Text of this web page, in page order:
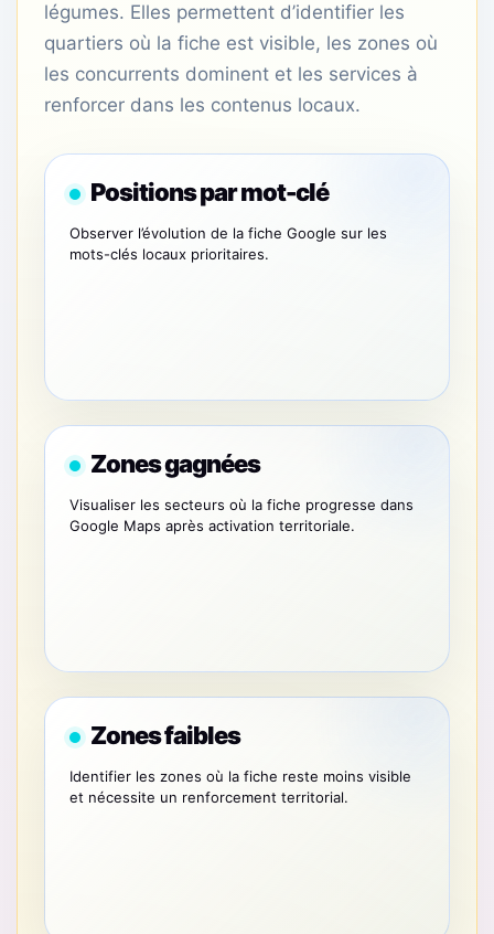
légumes. Elles permettent d’identifier les
quartiers où la fiche est visible, les zones où
les concurrents dominent et les services à
renforcer dans les contenus locaux.
Positions par mot-clé
Observer l’évolution de la fiche Google sur les
mots-clés locaux prioritaires.
Zones gagnées
Visualiser les secteurs où la fiche progresse dans
Google Maps après activation territoriale.
Zones faibles
Identifier les zones où la fiche reste moins visible
et nécessite un renforcement territorial.